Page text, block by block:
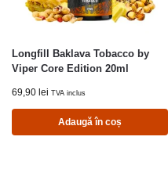
Longfill Baklava Tobacco by
Viper Core Edition 20ml
69,90 lei TVA inclus
Adaugă în coș